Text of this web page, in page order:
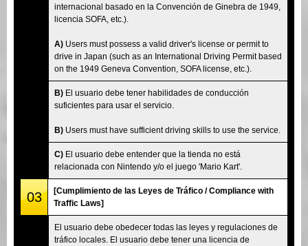
internacional basado en la Convención de Ginebra de 1949,
licencia SOFA, etc.).
A) Users must possess a valid driver's license or permit to
drive in Japan (such as an International Driving Permit based
on the 1949 Geneva Convention, SOFA license, etc.).
B) El usuario debe tener habilidades de conducción
suficientes para usar el servicio.
B) Users must have sufficient driving skills to use the service.
C) El usuario debe entender que la tienda no está
relacionada con Nintendo y/o el juego 'Mario Kart'.
03
[Cumplimiento de las Leyes de Tráfico / Compliance with
Traffic Laws]
El usuario debe obedecer todas las leyes y regulaciones de
tráfico locales. El usuario debe tener una licencia de